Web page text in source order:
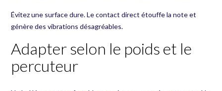
Évitez une surface dure. Le contact direct étouffe la note et
génère des vibrations désagréables.
Adapter selon le poids et le
percuteur